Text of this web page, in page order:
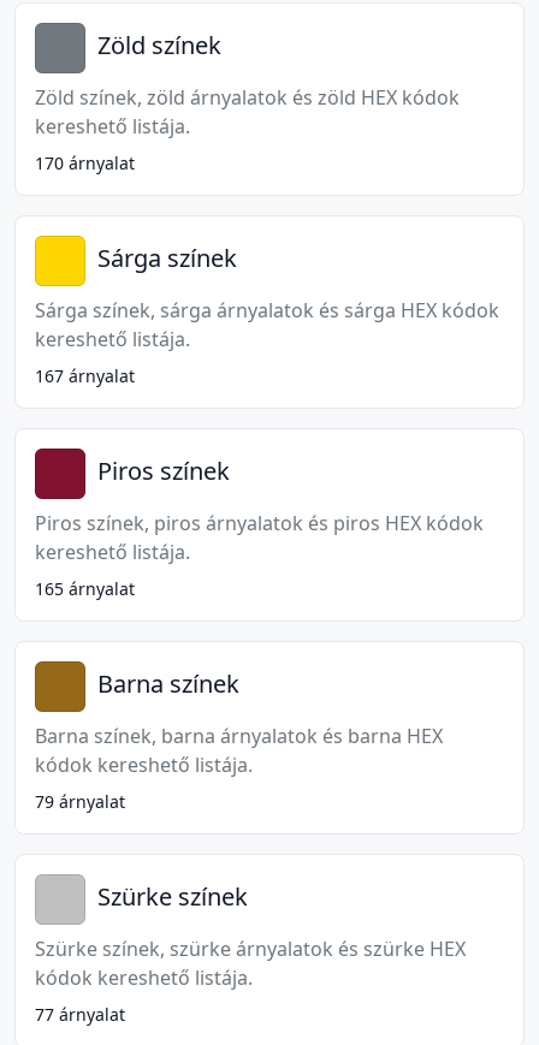
Zöld színek
Zöld színek, zöld árnyalatok és zöld HEX kódok
kereshető listája.
170 árnyalat
Sárga színek
Sárga színek, sárga árnyalatok és sárga HEX kódok
kereshető listája.
167 árnyalat
Piros színek
Piros színek, piros árnyalatok és piros HEX kódok
kereshető listája.
165 árnyalat
Barna színek
Barna színek, barna árnyalatok és barna HEX
kódok kereshető listája.
79 árnyalat
Szürke színek
Szürke színek, szürke árnyalatok és szürke HEX
kódok kereshető listája.
77 árnyalat